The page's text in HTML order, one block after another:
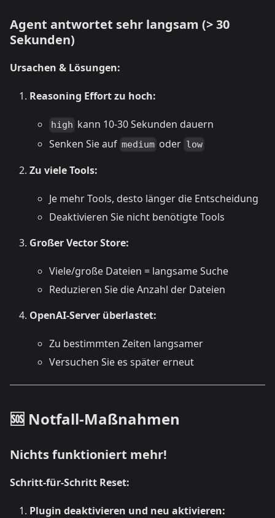
Agent antwortet sehr langsam (> 30
Sekunden)
Ursachen & Lösungen:
Reasoning Effort zu hoch:
high kann 10-30 Sekunden dauern
Senken Sie auf medium oder low
Zu viele Tools:
Je mehr Tools, desto länger die Entscheidung
Deaktivieren Sie nicht benötigte Tools
Großer Vector Store:
Viele/große Dateien = langsame Suche
Reduzieren Sie die Anzahl der Dateien
OpenAI-Server überlastet:
Zu bestimmten Zeiten langsamer
Versuchen Sie es später erneut
🆘 Notfall-Maßnahmen
Nichts funktioniert mehr!
Schritt-für-Schritt Reset:
Plugin deaktivieren und neu aktivieren: